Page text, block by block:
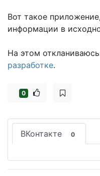
Вот такое
информации в
На этом
разработке.
0
ВКонтакте 0